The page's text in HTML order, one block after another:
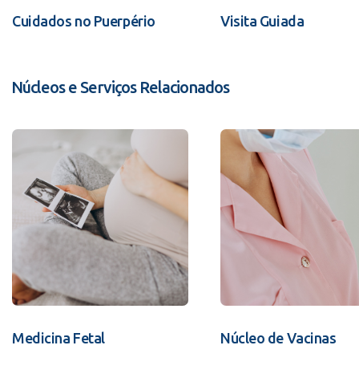
Cuidados no Puerpério Visita Guiada
Núcleos e Serviços Relacionados
Medicina Fetal Núcleo de Vacinas